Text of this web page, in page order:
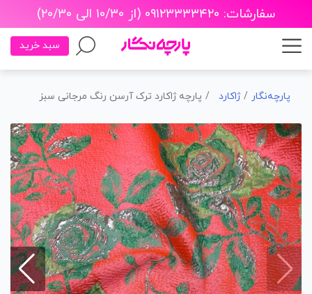
سفارشات: ۰۹۱۲۳۳۳۳۴۲۰ (از ۱۰/۳۰ الی ۲۰/۳۰)
سبد خرید
پارچه‌نگار ژاکارد پارچه ژاکارد ترک آرسن رنگ مرجانی سبز